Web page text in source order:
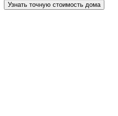
Узнать точную стоимость дома